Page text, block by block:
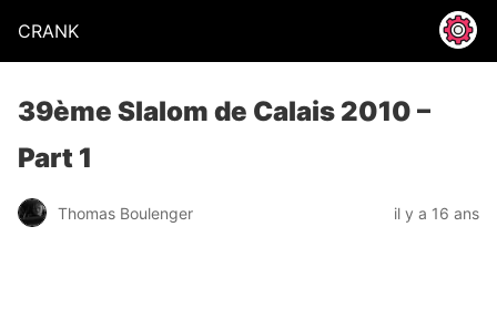
CRANK
39ème Slalom de Calais 2010 –
Part 1
Thomas Boulenger il y a 16 ans